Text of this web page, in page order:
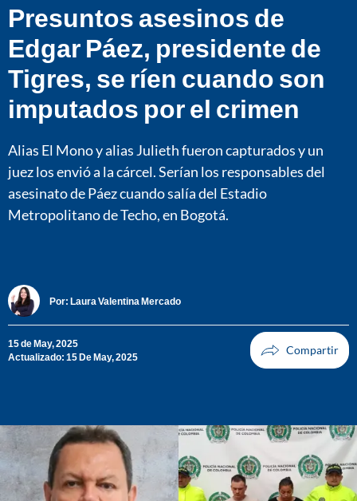
Presuntos asesinos de
Edgar Páez, presidente de
Tigres, se ríen cuando son
imputados por el crimen
Alias El Mono y alias Julieth fueron capturados y un
juez los envió a la cárcel. Serían los responsables del
asesinato de Páez cuando salía del Estadio
Metropolitano de Techo, en Bogotá.
Por: Laura Valentina Mercado
15 de May, 2025
Actualizado: 15 De May, 2025